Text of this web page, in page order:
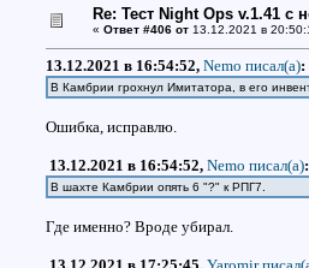
Re: Тест Night Ops v.1.41 с
« Ответ #406 от13.12.2021 в
13.12.2021 в 16:54:52, Nemo писал(a):
В Камбрии грохнул Имитатора, в его
Ошибка, исправлю.
13.12.2021 в 16:54:52, Nemo писал(a):
В шахте Камбрии опять 6 "?" к РПГ7.
Где именно? Вроде убирал.